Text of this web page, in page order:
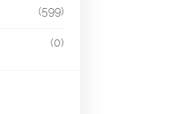
(599)
(0)